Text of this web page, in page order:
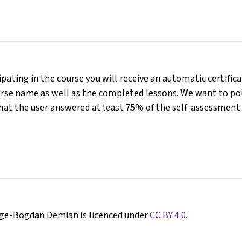
in the course you will receive an automatic
name as well as the completed lessons. We want to
the user answered at least 75% of the self-
Bogdan Demian is licenced underCC BY 4.0.